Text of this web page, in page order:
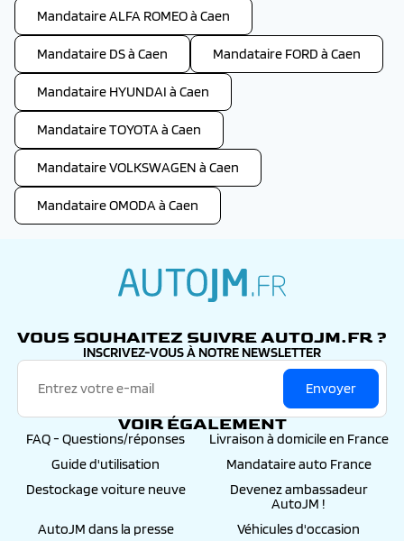
Mandataire ALFA ROMEO à Caen
Mandataire DS à Caen Mandataire FORD à Caen
Mandataire HYUNDAI à Caen
Mandataire TOYOTA à Caen
Mandataire VOLKSWAGEN à Caen
Mandataire OMODA à Caen
VOUS SOUHAITEZ SUIVRE AUTOJM.FR ?
INSCRIVEZ-VOUS À NOTRE NEWSLETTER
Envoyer
VOIR ÉGALEMENT
FAQ - Questions/réponses
Livraison à domicile en France
Guide d'utilisation
Mandataire auto France
Destockage voiture neuve
Devenez ambassadeur
AutoJM !
AutoJM dans la presse
Véhicules d'occasion